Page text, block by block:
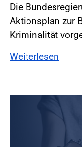
Die
Aktionsplan zur
Kriminalität
Weiterlesen